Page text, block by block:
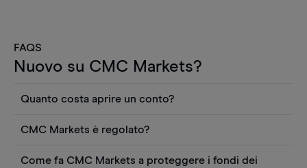
FAQS
Nuovo su CMC Markets?
Quanto costa aprire un conto?
Puoi anche visualizzare gratuitamente i prezzi e
utilizzare strumenti come grafici, notizie Reuters
CMC Markets è regolato?
Come fa CMC Markets a proteggere i fondi dei